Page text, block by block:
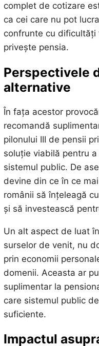
complet de cotizare
ca cei care nu pot
confrunte cu dificultăți
privește pensia.
Perspectivele
alternative
În fața acestor
recomandă
pilonului III de pensii
soluție viabilă pentru
sistemul public. De
devine din ce în ce
românii să înțeleagă
și să investească
Un alt aspect de luat
surselor de venit, nu
prin economii
domenii. Aceasta ar
suplimentar la
care sistemul public
suficiente.
Impactul